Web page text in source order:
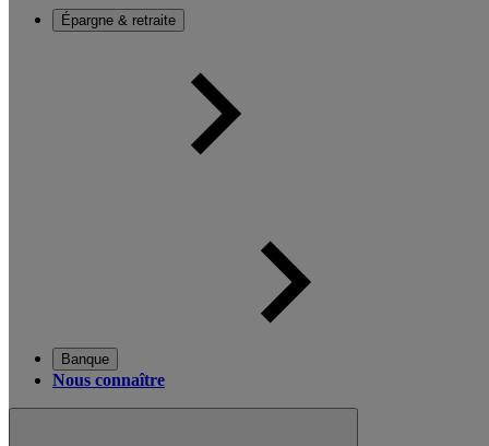
Épargne & retraite
Banque
Nous connaître